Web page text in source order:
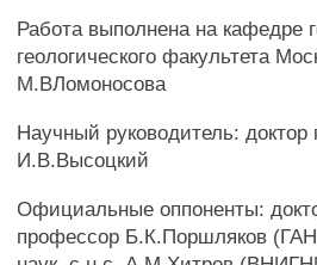
Работа выполнена на кафедре
геологического факультета
М.ВЛомоносова
Научный руководитель:
И.В.Высоцкий
Официальные оппоненты:
профессор Б.К.Поршляков